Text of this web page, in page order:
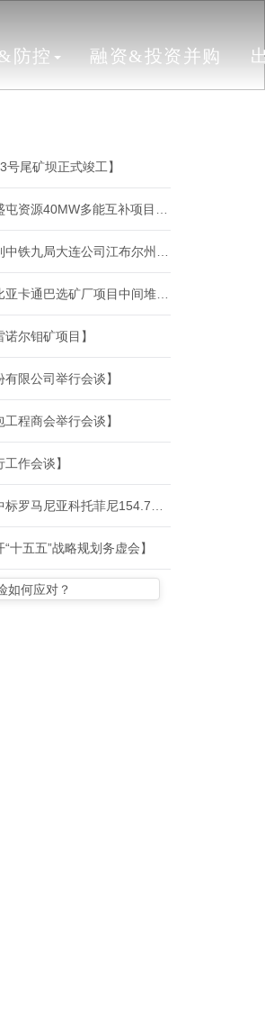
防控 融资&投资并购
号尾矿坝正式竣工】
尔钼矿项目】
限公司举行会谈】
程商会举行会谈】
作会谈】
十五五”战略规划务虚会】